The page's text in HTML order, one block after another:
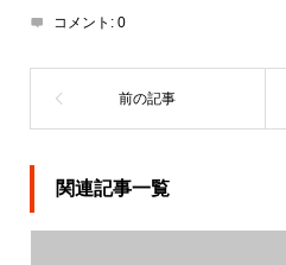
コメント: 0
関連記事一覧